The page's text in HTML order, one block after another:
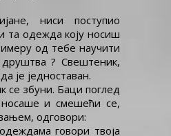
ниси поступио
та одежда коју носиш
од тебе научити
? Свештеник,
је једноставан.
се збуни. Баци поглед
и смешећи се,
одговори:
говори твоја